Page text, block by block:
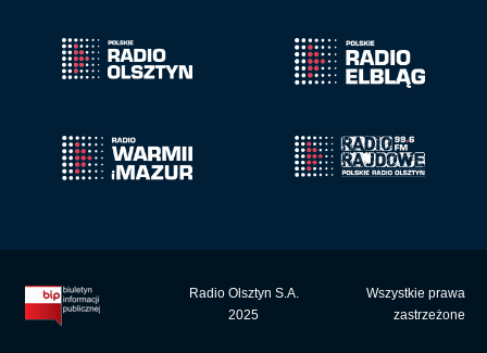
Radio Olsztyn S.A.
2025
Wszystkie prawa
zastrzeżone